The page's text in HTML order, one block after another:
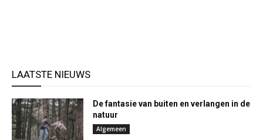
LAATSTE NIEUWS
De fantasie van buiten en verlangen in de
natuur
Algemeen